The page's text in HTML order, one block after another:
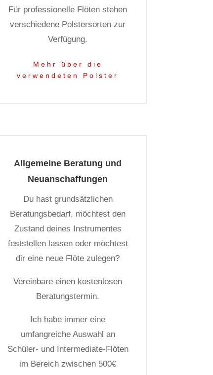
Für professionelle Flöten stehen
verschiedene Polstersorten zur
Verfügung.
Mehr über die
verwendeten Polster
Allgemeine Beratung und
Neuanschaffungen
Du hast grundsätzlichen
Beratungsbedarf, möchtest den
Zustand deines Instrumentes
feststellen lassen oder möchtest
dir eine neue Flöte zulegen?
Vereinbare einen kostenlosen
Beratungstermin.
Ich habe immer eine
umfangreiche Auswahl an
Schüler- und Intermediate-Flöten
im Bereich zwischen 500€